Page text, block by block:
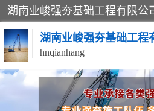
湖南业峻强夯基础工程
hnqianhang
强夯施工案例